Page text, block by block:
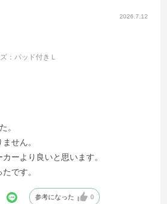
2026.7.12
：パッド付きＬ
。
せん。
ーより良いと思います。
です。
参考になった 0